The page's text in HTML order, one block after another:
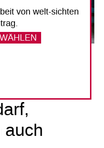
von welt-sichten